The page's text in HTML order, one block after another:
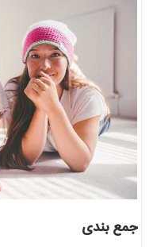
جمع بندی